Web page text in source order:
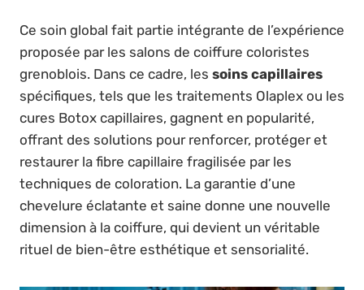
Ce soin global fait partie intégrante de l’expérience
proposée par les salons de coiffure coloristes
grenoblois. Dans ce cadre, les soins capillaires
spécifiques, tels que les traitements Olaplex ou les
cures Botox capillaires, gagnent en popularité,
offrant des solutions pour renforcer, protéger et
restaurer la fibre capillaire fragilisée par les
techniques de coloration. La garantie d’une
chevelure éclatante et saine donne une nouvelle
dimension à la coiffure, qui devient un véritable
rituel de bien-être esthétique et sensorialité.